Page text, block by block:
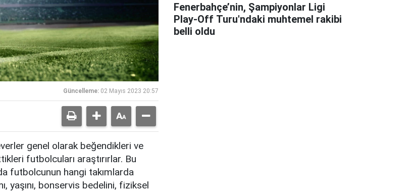
Güncelleme: 02 Mayıs 2023 20:57
genel olarak beğendikleri ve
futbolcuları araştırırlar. Bu
futbolcunun hangi takımlarda
yaşını, bonservis bedelini, fiziksel
Fenerbahçe’nin, Şampiyonlar Ligi
Play-Off Turu'ndaki muhtemel rakibi
belli oldu